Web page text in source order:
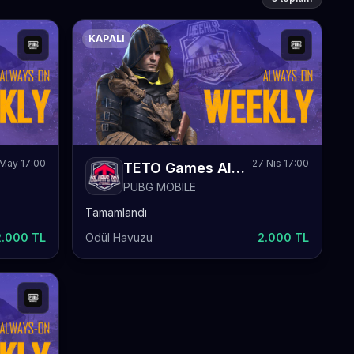
17:00
TL
KAPALI
TETO Games Always-ON PUBG Mobile Weekly 74
PUBG MOBILE
27 Nis 17:00
Tamamlandı
Ödül Havuzu
2.000 TL